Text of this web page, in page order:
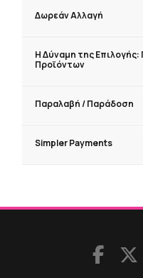
Δωρεάν Αλλαγή
Η Δύναμη της
Προϊόντων
Παραλαβή / Παράδoση
Simpler Payments